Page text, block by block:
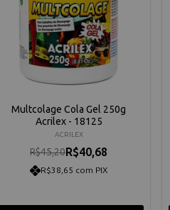
Multcolage Cola Gel 250g
Acrilex - 18125
ACRILEX
R$45,20R$40,68
R$38,65 com PIX